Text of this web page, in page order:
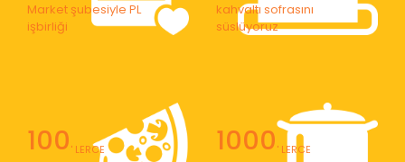
Market şubesiyle PL
işbirliği
kahvaltı sofrasını
süslüyoruz
100' LERCE 1000' LERCE